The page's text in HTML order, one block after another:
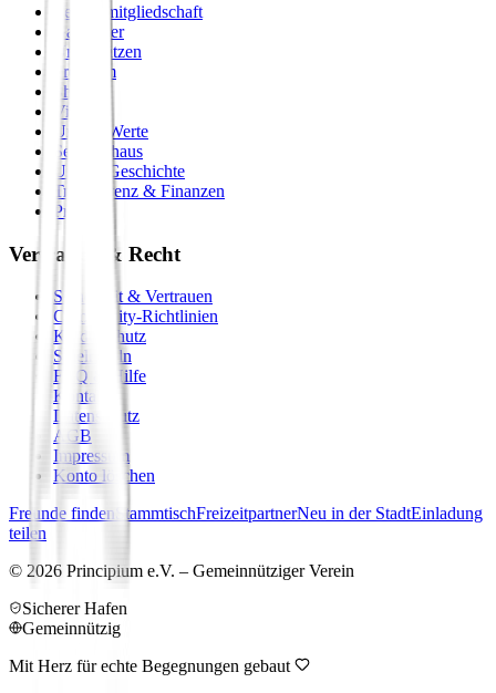
Vereinsmitgliedschaft
Gastgeber
Unterstützen
Premium
Shop
Vision
Unsere Werte
Seminarhaus
Unsere Geschichte
Transparenz & Finanzen
Presse
Vertrauen & Recht
Sicherheit & Vertrauen
Community-Richtlinien
Kinderschutz
Spielregeln
FAQ & Hilfe
Kontakt
Datenschutz
AGB
Impressum
Konto löschen
Freunde finden StammtischFreizeitpartnerNeu in der StadtEinladung
teilen
© 2026 Principium e.V. – Gemeinnütziger Verein
Sicherer Hafen
Gemeinnützig
Mit Herz für echte Begegnungen gebaut